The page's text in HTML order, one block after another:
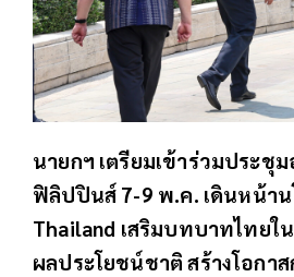
นายกฯ เตรียมเข้าร่วมประชุ
ฟิลิปปินส์ 7-9 พ.ค. เดินหน้าน
Thailand เสริมบทบาทไทย
ผลประโยชน์ชาติ สร้างโอกา